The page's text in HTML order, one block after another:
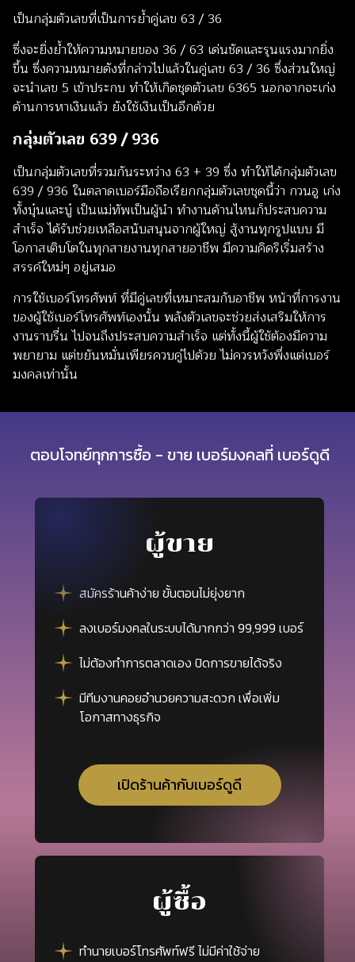
เป็นกลุ่มตัวเลขที่เป็นการย้ำคู่เลข 63 / 36
ซึ่งจะยิ่งย้ำให้ความหมายของ 36 / 63 เด่นชัดและรุนแรงมากยิ่ง
ขึ้น ซึ่งความหมายดังที่กล่าวไปแล้วในคู่เลข 63 / 36 ซึ่งส่วนใหญ่
จะนำเลข 5 เข้าประกบ ทำให้เกิดชุดตัวเลข 6365 นอกจากจะเก่ง
ด้านการหาเงินแล้ว ยังใช้เงินเป็นอีกด้วย
กลุ่มตัวเลข 639 / 936
เป็นกลุ่มตัวเลขที่รวมกันระหว่าง 63 + 39 ซึ่ง ทำให้ได้กลุ่มตัวเลข
639 / 936 ในตลาดเบอร์มือถือเรียกกลุ่มตัวเลขชุดนี้ว่า กวนอู เก่ง
ทั้งบุ๋นและบู๋ เป็นแม่ทัพเป็นผู้นำ ทำงานด้านไหนก็ประสบความ
สำเร็จ ได้รับช่วยเหลือสนับสนุนจากผู้ใหญ่ สู้งานทุกรูปแบบ มี
โอกาสเติบโตในทุกสายงานทุกสายอาชีพ มีความคิดริเริ่มสร้าง
สรรค์ใหม่ๆ อยู่เสมอ
การใช้เบอร์โทรศัพท์ ที่มีคู่เลขที่เหมาะสมกับอาชีพ หน้าที่การงาน
ของผู้ใช้เบอร์โทรศัพท์เองนั้น พลังตัวเลขจะช่วยส่งเสริมให้การ
งานราบรื่น ไปจนถึงประสบความสำเร็จ แต่ทั้งนี้ผู้ใช้ต้องมีความ
พยายาม แต่ขยันหมั่นเพียรควบคู่ไปด้วย ไม่ควรหวังพึ่งแต่เบอร์
มงคลเท่านั้น
ตอบโจทย์ทุกการซื้อ - ขาย เบอร์มงคลที่ เบอร์ดูดี
ผู้ขาย
สมัครร้านค้าง่าย ขั้นตอนไม่ยุ่งยาก
ลงเบอร์มงคลในระบบได้มากกว่า 99,999 เบอร์
ไม่ต้องทำการตลาดเอง ปิดการขายได้จริง
มีทีมงานคอยอำนวยความสะดวก เพื่อเพิ่ม
โอกาสทางธุรกิจ
เปิดร้านค้ากับเบอร์ดูดี
ผู้ซื้อ
ทำนายเบอร์โทรศัพท์ฟรี ไม่มีค่าใช้จ่าย